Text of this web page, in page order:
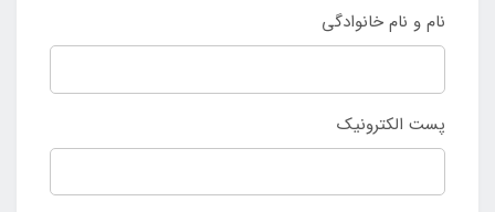
نام و نام خانوادگی
پست الکترونیک